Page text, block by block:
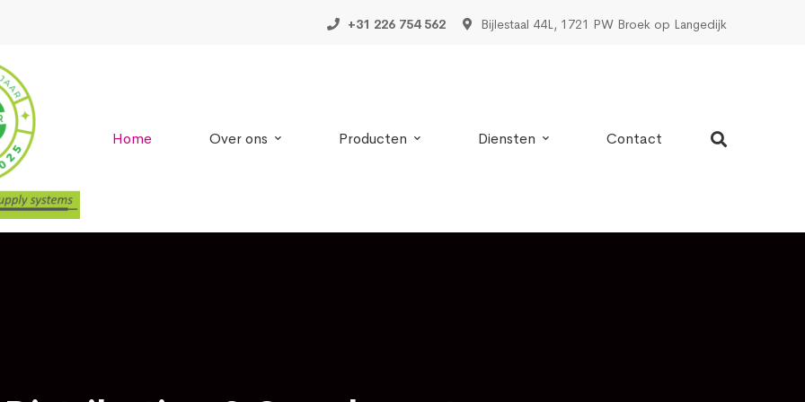
+31 226 754 562 Bijlestaal 44L, 1721 PW Broek op Langedijk
Home Over ons Producten Diensten Contact